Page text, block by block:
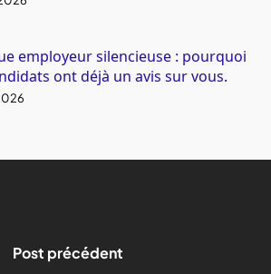
employeur silencieuse : pourquoi
ont déjà un avis sur vous.
Post précédent